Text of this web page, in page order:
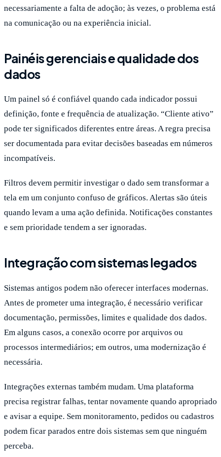
necessariamente a falta de adoção; às vezes, o problema está
na comunicação ou na experiência inicial.
Painéis gerenciais e qualidade dos
dados
Um painel só é confiável quando cada indicador possui
definição, fonte e frequência de atualização. “Cliente ativo”
pode ter significados diferentes entre áreas. A regra precisa
ser documentada para evitar decisões baseadas em números
incompatíveis.
Filtros devem permitir investigar o dado sem transformar a
tela em um conjunto confuso de gráficos. Alertas são úteis
quando levam a uma ação definida. Notificações constantes
e sem prioridade tendem a ser ignoradas.
Integração com sistemas legados
Sistemas antigos podem não oferecer interfaces modernas.
Antes de prometer uma integração, é necessário verificar
documentação, permissões, limites e qualidade dos dados.
Em alguns casos, a conexão ocorre por arquivos ou
processos intermediários; em outros, uma modernização é
necessária.
Integrações externas também mudam. Uma plataforma
precisa registrar falhas, tentar novamente quando apropriado
e avisar a equipe. Sem monitoramento, pedidos ou cadastros
podem ficar parados entre dois sistemas sem que ninguém
perceba.